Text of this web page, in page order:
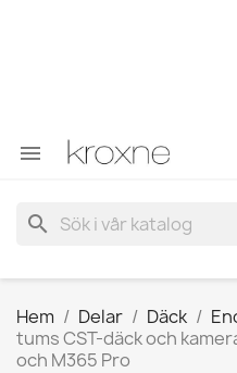

search
Hem Delar Däck
tums CST-däck och
och M365 Pro